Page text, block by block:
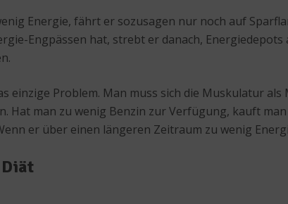
Energie, fährt er sozusagen nur noch auf
Engpässen hat, strebt er danach,
einzige Problem. Man muss sich die Muskulatur
Hat man zu wenig Benzin zur Verfügung, kauft
er über einen längeren Zeitraum zu wenig